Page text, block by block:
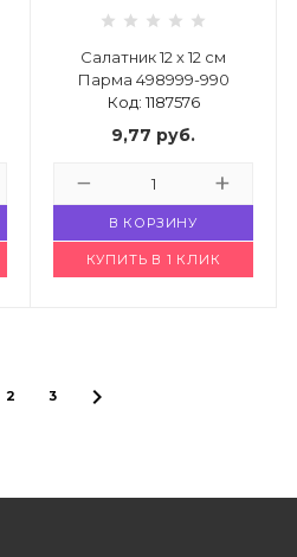
Салатник 12 х 12 см
Парма 498999-990
Код: 1187576
9,77 руб.
В КОРЗИНУ
КУПИТЬ В 1 КЛИК
2 3